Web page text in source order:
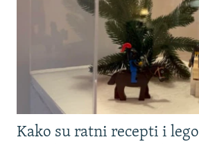
Kako su ratni recepti i